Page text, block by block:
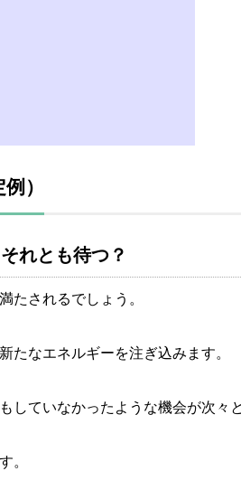
）
れとも待つ？
たされるでしょう。
たなエネルギーを注ぎ込みます。
ていなかったような機会が次々
。